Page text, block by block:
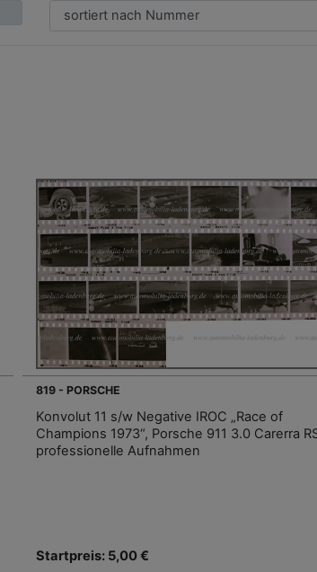
819 - PORSCHE
Konvolut 11 s/w Negative IROC „Race of
Champions 1973“, Porsche 911 3.0 Carerra
professionelle Aufnahmen
Startpreis: 5,00 €